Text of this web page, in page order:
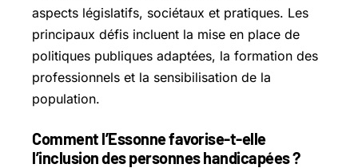
aspects législatifs, sociétaux et pratiques. Les
principaux défis incluent la mise en place de
politiques publiques adaptées, la formation des
professionnels et la sensibilisation de la
population.
Comment l’Essonne favorise-t-elle
l’inclusion des personnes handicapées ?